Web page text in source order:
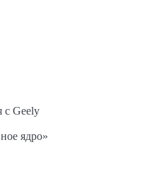
с Geely
ядро»